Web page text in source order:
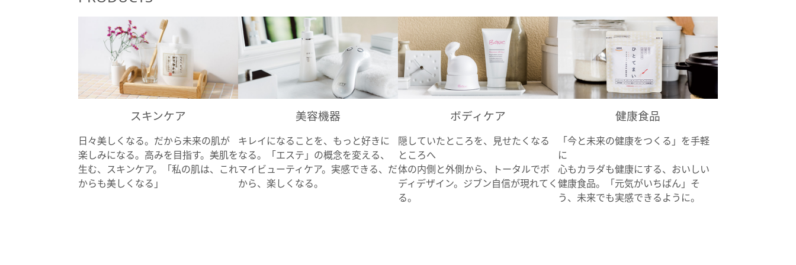
スキンケア
日々美しくなる。だから未来の肌が
楽しみになる。高みを目指す。美肌を
生む、スキンケア。「私の肌は、これ
からも美しくなる」
美容機器
キレイになることを、もっと好きに
なる。「エステ」の概念を変える、
マイビューティケア。実感できる、だ
から、楽しくなる。
ボディケア
隠していたところを、見せたくなる
ところへ
体の内側と外側から、トータルでボ
ディデザイン。ジブン自信が現れてく
る。
健康食品
「今と未来の健康をつくる」を手軽
に
心もカラダも健康にする、おいしい
健康食品。「元気がいちばん」そ
う、未来でも実感できるように。